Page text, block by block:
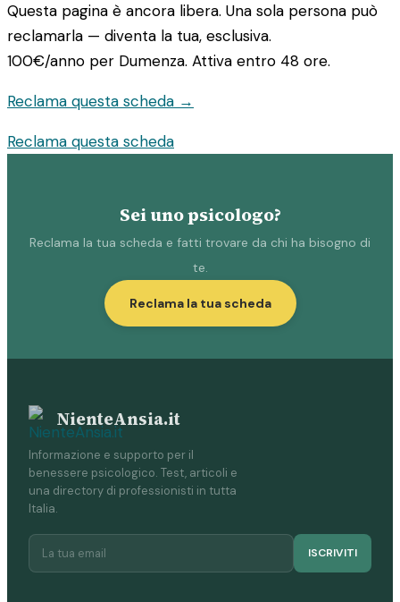
Questa pagina è ancora libera. Una sola persona può
reclamarla — diventa la tua, esclusiva.
100€/anno per Dumenza. Attiva entro 48 ore.
Reclama questa scheda →
Reclama questa scheda
Sei uno psicologo?
Reclama la tua scheda e fatti trovare da chi ha bisogno di
te.
Reclama la tua scheda
NienteAnsia.it
Informazione e supporto per il
benessere psicologico. Test, articoli e
una directory di professionisti in tutta
Italia.
ISCRIVITI